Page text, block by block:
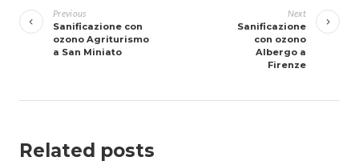
articoli
Previous
Sanificazione con
ozono Agriturismo
a San Miniato
Next
Sanificazione
con ozono
Albergo a
Firenze
Related posts